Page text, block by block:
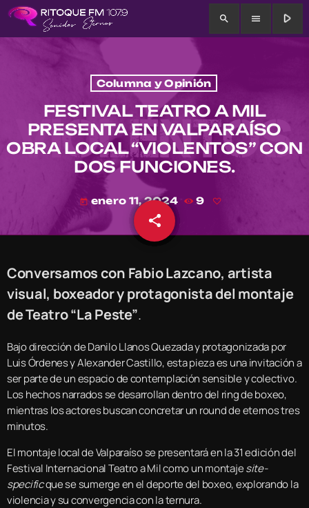
search menu play_arrow
Columna y Opinión
FESTIVAL TEATRO A MIL
PRESENTA EN VALPARAÍSO
OBRA LOCAL “VIOLENTOS” CON
DOS FUNCIONES.
today enero 11, 2024 9
share
email
Conversamos con Fabio Lazcano, artista
visual, boxeador y protagonista del montaje
de Teatro “La Peste”.
Bajo dirección de Danilo Llanos Quezada y protagonizada por
Luis Órdenes y Alexander Castillo, esta pieza es una invitación a
ser parte de un espacio de contemplación sensible y colectivo.
Los hechos narrados se desarrollan dentro del ring de boxeo,
mientras los actores buscan concretar un round de eternos tres
minutos.
El montaje local de Valparaíso se presentará en la 31 edición del
Festival Internacional Teatro a Mil como un montajesite-
specificque se sumerge en el deporte del boxeo, explorando la
violencia y su convergencia con la ternura.